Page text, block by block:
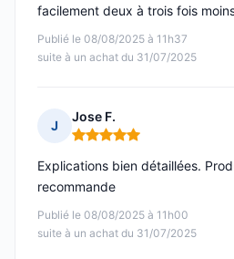
Publié le 08/08/2025 à 11h37
suite à un achat du 31/07/2025
facilement deux à trois fois
J
Jose F.
Note : 5 sur 5
Publié le 08/08/2025 à 11h00
suite à un achat du 31/07/2025
Explications bien détaillées.
recommande